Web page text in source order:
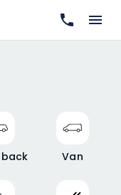
Van